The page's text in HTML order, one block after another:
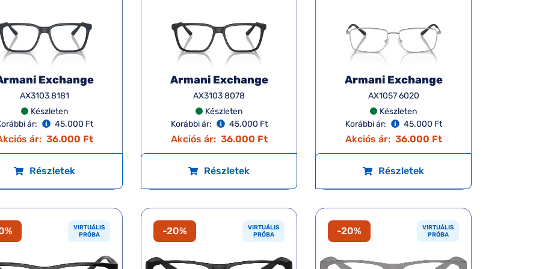
Exchange
AX3103 8181
Készleten
ár:
45.000 Ft
ár: 36.000 Ft
Részletek
Armani Exchange
AX3103 8078
Készleten
Korábbi ár:
45.000 Ft
Akciós ár: 36.000 Ft
Részletek
Armani Exchange
AX1057 6020
Készleten
Korábbi ár:
45.000 Ft
Akciós ár: 36.000 Ft
Részletek
VIRTUÁLIS
PRÓBA
-20%
VIRTUÁLIS
PRÓBA
-20%
VIRTUÁLIS
PRÓBA